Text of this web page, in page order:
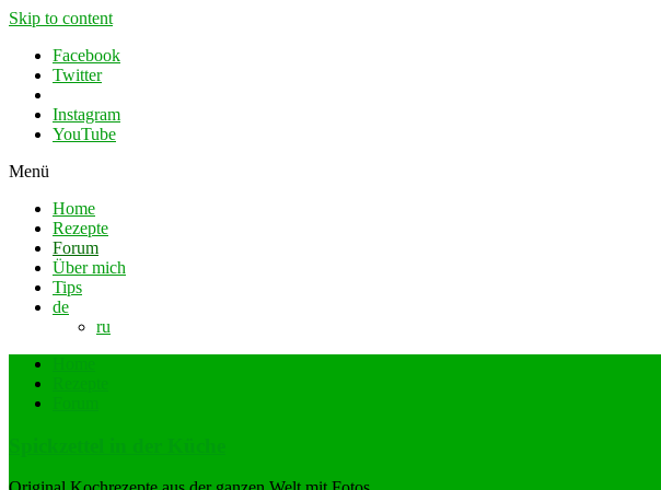
Skip to content
Facebook
Twitter
Instagram
YouTube
Menü
Home
Rezepte
Forum
Über mich
Tips
de
ru